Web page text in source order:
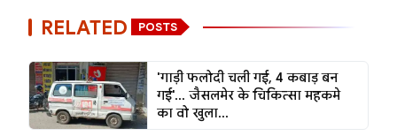
RELATED POSTS
'गाड़ी फलोदी चली गई, 4 कबाड़ बन
गई'... जैसलमेर के चिकित्सा महकमे
का वो खुला...